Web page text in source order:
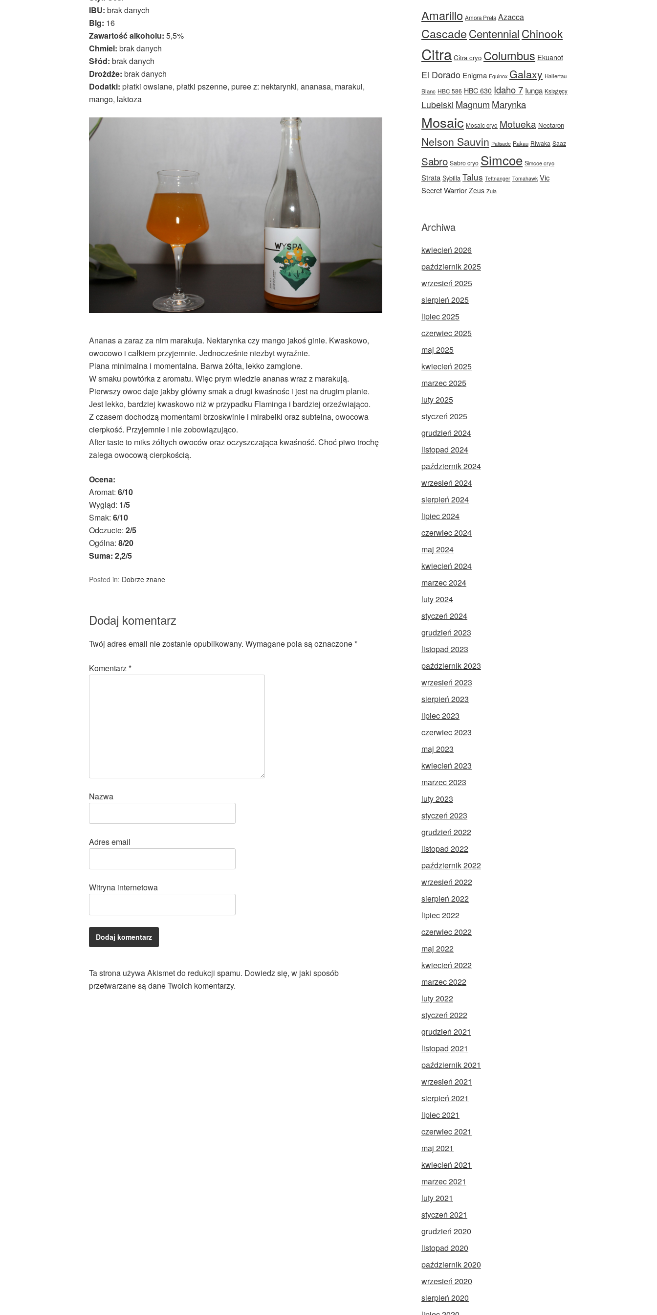
IBU: brak danych
Blg: 16
Zawartość alkoholu: 5,5%
Chmiel: brak danych
Słód: brak danych
Drożdże: brak danych
Dodatki: płatki owsiane, płatki pszenne, puree z: nektarynki, ananasa, marakui,
mango, laktoza
Ananas a zaraz za nim marakuja. Nektarynka czy mango jakoś ginie. Kwaskowo,
owocowo i całkiem przyjemnie. Jednocześnie niezbyt wyraźnie.
Piana minimalna i momentalna. Barwa żółta, lekko zamglone.
W smaku powtórka z aromatu. Więc prym wiedzie ananas wraz z marakują.
Pierwszy owoc daje jakby główny smak a drugi kwaśnośc i jest na drugim planie.
Jest lekko, bardziej kwaskowo niż w przypadku Flaminga i bardziej orzeźwiająco.
Z czasem dochodzą momentami brzoskwinie i mirabelki oraz subtelna, owocowa
cierpkość. Przyjemnie i nie zobowiązująco.
After taste to miks żółtych owoców oraz oczyszczająca kwaśność. Choć piwo trochę
zalega owocową cierpkością.
Ocena:
Aromat: 6/10
Wygląd: 1/5
Smak: 6/10
Odczucie: 2/5
Ogólna: 8/20
Suma: 2,2/5
Posted in: Dobrze znane
Dodaj komentarz
Twój adres email nie zostanie opublikowany. Wymagane pola są oznaczone*
Komentarz*
Nazwa
Adres email
Witryna internetowa
Ta strona używa Akismet do redukcji spamu. Dowiedz się, w jaki sposób
przetwarzane są dane Twoich komentarzy.
Amarillo Amora Preta Azacca
CascadeCentennialChinook
Citra Citra cryo Columbus Ekuanot
El Dorado Enigma Equinox Galaxy Hallertau
Blanc HBC 586 HBC 630 Idaho 7 Iunga Książęcy
Lubelski Magnum Marynka
Mosaic Mosaic cryo Motueka Nectaron
Nelson Sauvin Palisade Rakau Riwaka Saaz
Sabro Sabro cryo Simcoe Simcoe cryo
Strata Sybilla Talus Tettnanger Tomahawk Vic
SecretWarrior Zeus Zula
Archiwa
kwiecień 2026
październik 2025
wrzesień 2025
sierpień 2025
lipiec 2025
czerwiec 2025
maj 2025
kwiecień 2025
marzec 2025
luty 2025
styczeń 2025
grudzień 2024
listopad 2024
październik 2024
wrzesień 2024
sierpień 2024
lipiec 2024
czerwiec 2024
maj 2024
kwiecień 2024
marzec 2024
luty 2024
styczeń 2024
grudzień 2023
listopad 2023
październik 2023
wrzesień 2023
sierpień 2023
lipiec 2023
czerwiec 2023
maj 2023
kwiecień 2023
marzec 2023
luty 2023
styczeń 2023
grudzień 2022
listopad 2022
październik 2022
wrzesień 2022
sierpień 2022
lipiec 2022
czerwiec 2022
maj 2022
kwiecień 2022
marzec 2022
luty 2022
styczeń 2022
grudzień 2021
listopad 2021
październik 2021
wrzesień 2021
sierpień 2021
lipiec 2021
czerwiec 2021
maj 2021
kwiecień 2021
marzec 2021
luty 2021
styczeń 2021
grudzień 2020
listopad 2020
październik 2020
wrzesień 2020
sierpień 2020